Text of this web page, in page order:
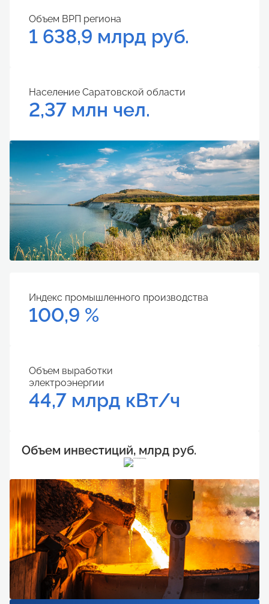
Объем ВРП региона
1 638,9 млрд руб.
Население Саратовской области
2,37 млн чел.
Индекс промышленного производства
100,9 %
Объем выработки
электроэнергии
44,7 млрд кВт/ч
Объем инвестиций, млрд руб.